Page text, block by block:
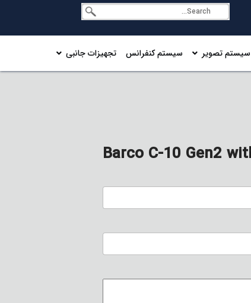
سیستم تصویر سیستم کنفرانس تجهیزات جانبی